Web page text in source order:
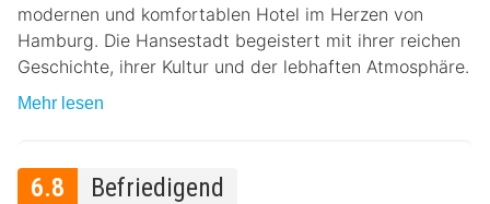
modernen und komfortablen Hotel im Herzen von
Hamburg. Die Hansestadt begeistert mit ihrer reichen
Geschichte, ihrer Kultur und der lebhaften Atmosphäre.
Mehr lesen
6.8 Befriedigend